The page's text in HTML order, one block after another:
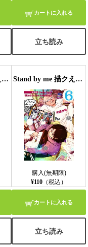
カートに入れる
立ち読み
Stand by me 描クえもん 分冊版5 Stand by me 描クえもん 分冊版6
購入(無期限)
¥110 （税込）
カートに入れる
立ち読み